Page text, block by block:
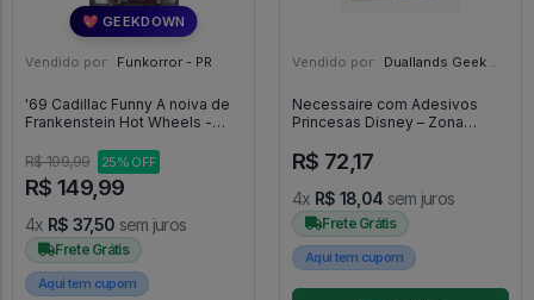
💖 GEEKDOWN
Vendido por: Funkorror - PR
'69 Cadillac Funny A noiva de
Frankenstein Hot Wheels -
R$ 199,99
25% OFF
R$ 149,99
4x R$ 37,50 sem juros
Frete Grátis
Aqui tem cupom
Vendido por: Duallands Geek Store - RS
Necessaire com Adesivos
Princesas Disney – Zona
R$ 72,17
4x R$ 18,04 sem juros
Frete Grátis
Aqui tem cupom